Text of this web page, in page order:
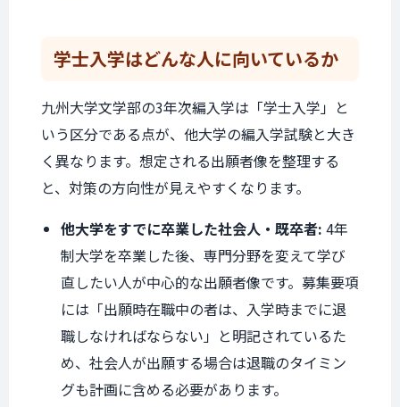
学士入学はどんな人に向いているか
九州大学文学部の3年次編入学は「学士入学」と
いう区分である点が、他大学の編入学試験と大き
く異なります。想定される出願者像を整理する
と、対策の方向性が見えやすくなります。
他大学をすでに卒業した社会人・既卒者: 4年
制大学を卒業した後、専門分野を変えて学び
直したい人が中心的な出願者像です。募集要項
には「出願時在職中の者は、入学時までに退
職しなければならない」と明記されているた
め、社会人が出願する場合は退職のタイミン
グも計画に含める必要があります。